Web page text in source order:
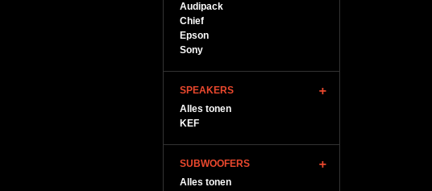
Audipack
Chief
Epson
Sony
SPEAKERS
Alles tonen
KEF
SUBWOOFERS
Alles tonen